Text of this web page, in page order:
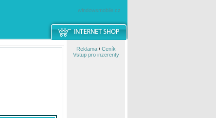
windowsmobile.cz
Reklama/ Ceník
Vstup pro inzerenty